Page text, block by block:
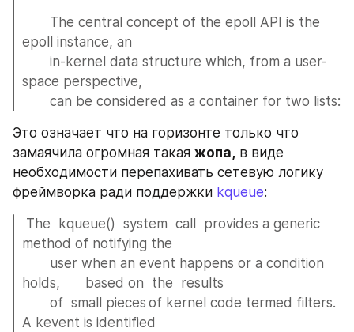
epoll instance, an
space perspective,
       can be considered as a container for two lists:
Это означает что на горизонте только что
замаячила огромная такая жопа, в виде
необходимости перепахивать сетевую логику
фреймворка ради поддержки kqueue:
The  kqueue()  system  call  provides a generic
method of notifying the
holds,	based on  the  results
A kevent is identified